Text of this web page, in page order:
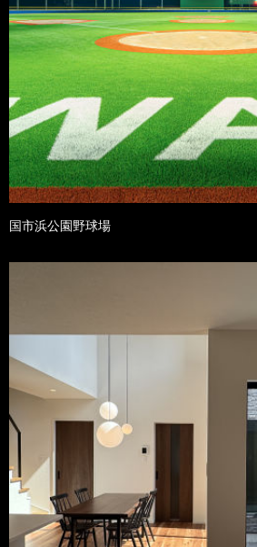
国市浜公園野球場